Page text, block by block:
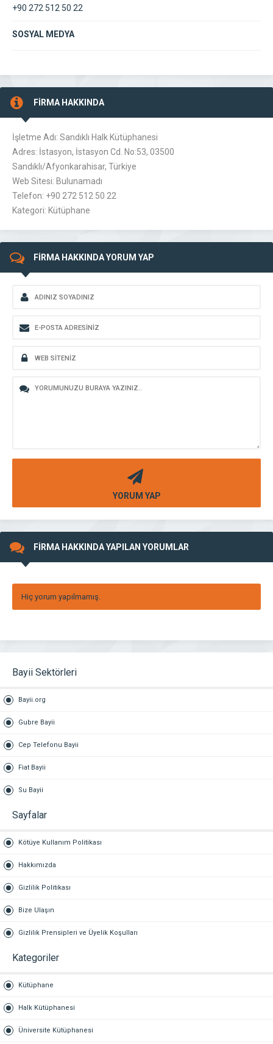
+90 272 512 50 22
SOSYAL MEDYA
FİRMA HAKKINDA
İşletme Adı: Sandıklı Halk Kütüphanesi
Adres: İstasyon, İstasyon Cd. No:53, 03500
Sandıklı/Afyonkarahisar, Türkiye
Web Sitesi: Bulunamadı
Telefon: +90 272 512 50 22
Kategori: Kütüphane
FİRMA HAKKINDA YORUM YAP
YORUM YAP
FİRMA HAKKINDA YAPILAN YORUMLAR
Hiç yorum yapılmamış.
Bayii Sektörleri
Bayii.org
Gubre Bayii
Cep Telefonu Bayii
Fiat Bayii
Su Bayii
Sayfalar
Kötüye Kullanım Politikası
Hakkımızda
Gizlilik Politikası
Bize Ulaşın
Gizlilik Prensipleri ve Üyelik Koşulları
Kategoriler
Kütüphane
Halk Kütüphanesi
Üniversite Kütüphanesi